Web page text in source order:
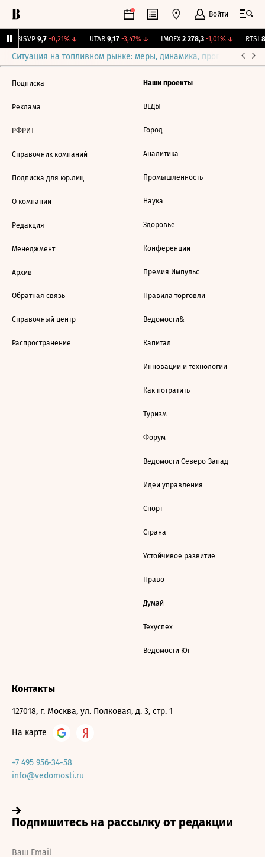
Войти
BISVP 9,7 -0,21%↓ UTAR 9,17 -3,47%↓ IMOEX 2 278,3 -1,01%↓ RTSI
Ситуация на топливном рынке: меры, динамика, прогнозы
Подписка
Реклама
РФРИТ
Справочник компаний
Подписка для юр.лиц
О компании
Редакция
Менеджмент
Архив
Обратная связь
Справочный центр
Распространение
Наши проекты
ВЕДЫ
Город
Аналитика
Промышленность
Наука
Здоровье
Конференции
Премия Импульс
Правила торговли
Ведомости&
Капитал
Инновации и технологии
Как потратить
Туризм
Форум
Ведомости Северо-Запад
Идеи управления
Спорт
Страна
Устойчивое развитие
Право
Думай
Техуспех
Ведомости Юг
Контакты
127018, г. Москва, ул. Полковая, д. 3, стр. 1
На карте
+7 495 956-34-58
info@vedomosti.ru